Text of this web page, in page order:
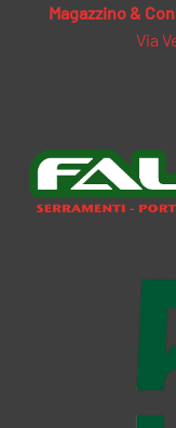
Magazzino &
Via